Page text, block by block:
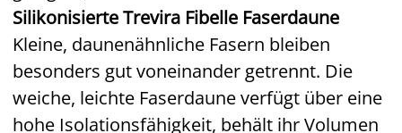
Silikonisierte Trevira Fibelle Faserdaune
Kleine, daunenähnliche Fasern bleiben
besonders gut voneinander getrennt. Die
weiche, leichte Faserdaune verfügt über eine
hohe Isolationsfähigkeit, behält ihr Volumen